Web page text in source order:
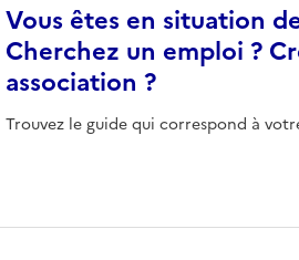
Vous êtes en situation
Cherchez un emploi ?
association ?
Trouvez le guide qui correspond à